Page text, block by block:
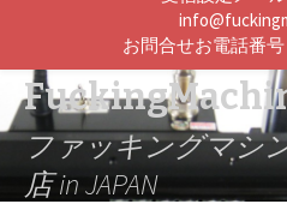
ファッキングマシ
店 in JAPAN
お問合せお電話番号